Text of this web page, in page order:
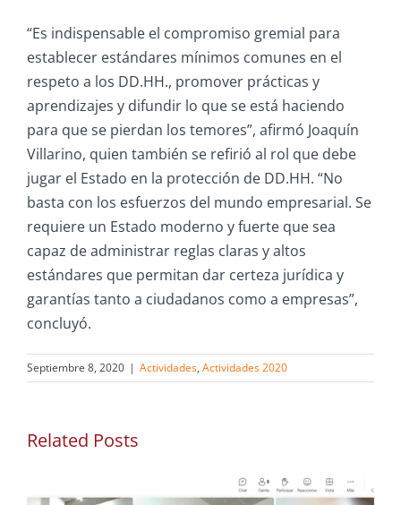
“Es indispensable el compromiso gremial para
establecer estándares mínimos comunes en el
respeto a los DD.HH., promover prácticas y
aprendizajes y difundir lo que se está haciendo
para que se pierdan los temores”, afirmó Joaquín
Villarino, quien también se refirió al rol que debe
jugar el Estado en la protección de DD.HH. “No
basta con los esfuerzos del mundo empresarial. Se
requiere un Estado moderno y fuerte que sea
capaz de administrar reglas claras y altos
estándares que permitan dar certeza jurídica y
garantías tanto a ciudadanos como a empresas”,
concluyó.
Septiembre 8, 2020 | Actividades, Actividades 2020
Related Posts